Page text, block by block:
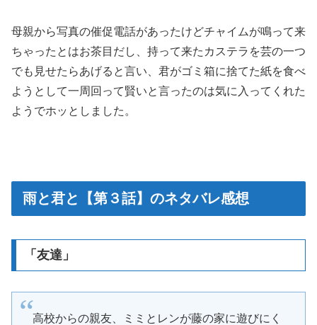
母親から写真の催促電話があったけどチャイムが鳴って来
ちゃったとはお茶目だし、持って来たカステラを芸の一つ
でも見せたらあげると言い、君がゴミ箱に捨てた紙を食べ
ようとして一周回って賢いと言ったのは気に入ってくれた
ようでホッとしました。
雨と君と【第３話】のネタバレ感想
「友達」
高校からの親友、ミミとレンが藤の家に遊びにく